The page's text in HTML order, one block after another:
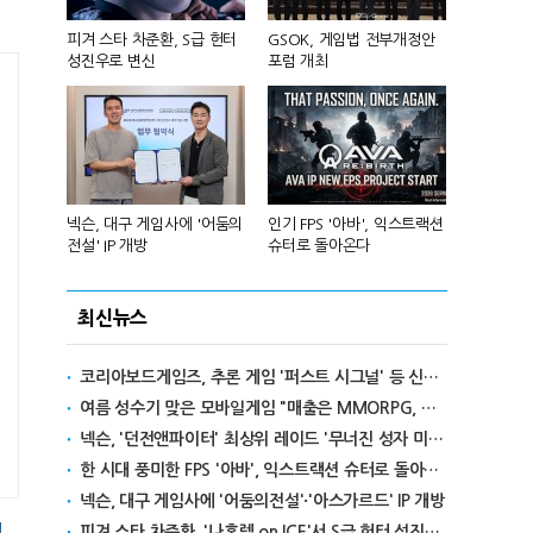
피겨 스타 차준환, S급 헌터
성진우로 변신
GSOK, 게임법 전부개정안
포럼 개최
넥슨, 대구 게임사에 '어둠의
전설' IP 개방
인기 FPS '아바', 익스트랙션
슈터로 돌아온다
최신뉴스
코리아보드게임즈, 추론 게임 '퍼스트 시그널' 등 신작 보드게임 4종 출시
여름 성수기 맞은 모바일게임 "매출은 MMORPG, 인기는 캐주얼"
넥슨, '던전앤파이터' 최상위 레이드 '무너진 성자 미카엘라' 업데이트
한 시대 풍미한 FPS '아바', 익스트랙션 슈터로 돌아온다
넥슨, 대구 게임사에 '어둠의전설'·'아스가르드' IP 개방